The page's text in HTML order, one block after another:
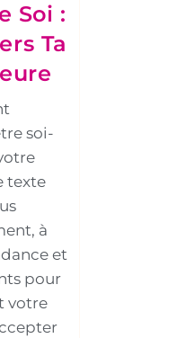
Soi :
Ta
soi-
texte
à
et
pour
votre